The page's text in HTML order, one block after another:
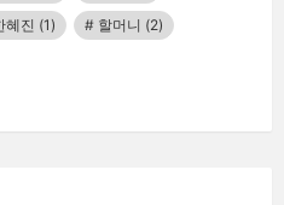
혜진 (1) 할머니 (2)